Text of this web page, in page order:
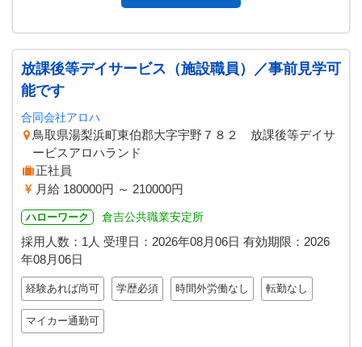
放課後等デイサービス（施設職員）／事前見学可
能です
合同会社アロハ
鳥取県湯梨浜町東伯郡大字宇野７８２ 放課後等デイサ
ービスアロハランド
正社員
月給 180000円 ～ 210000円
ハローワーク 倉吉公共職業安定所
採用人数：1人 受理日： 2026年08月06日 有効期限： 2026
年08月06日
経験あれば尚可 学歴必須 時間外労働なし 転勤なし
マイカー通勤可